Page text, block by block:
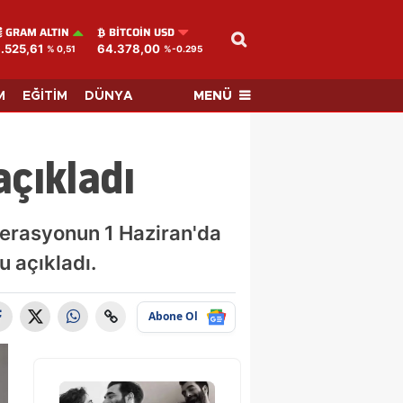
GRAM ALTIN
% 0,51
BITCOIN USD
64.378,00 %-0.295
EĞİTİM DÜNYA MENÜ
1 Haziran'da
açıkladı.
Abone Ol